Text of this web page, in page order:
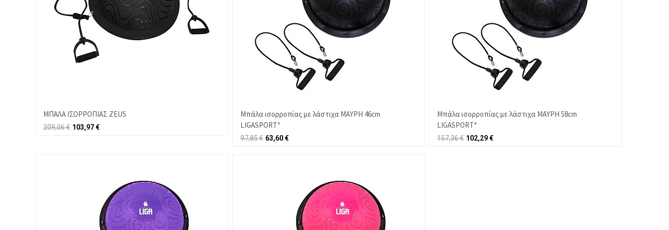
ΜΠΑΛΑ ΙΣΟΡΡΟΠΙΑΣ ZEUS
209,06€ 103,97€
Μπάλα ισορροπίας με λάστιχα ΜΑΥΡΗ 46cm
LIGASPORT*
97,85€ 63,60€
Μπάλα ισορροπίας με λάστιχα ΜΑΥΡΗ 58cm
LIGASPORT*
157,36€ 102,29€